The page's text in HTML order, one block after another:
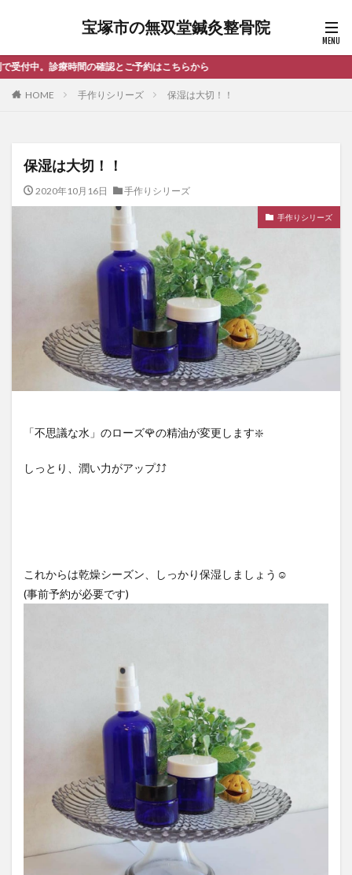
宝塚市の無双堂鍼灸整骨院
はこちらから
HOME 手作りシリーズ 保湿は大切！！
保湿は大切！！
2020年10月16日 手作りシリーズ
手作りシリーズ
「不思議な水」のローズ🌹の精油が変更します❇️
しっとり、潤い力がアップ⤴️⤴️
これからは乾燥シーズン、しっかり保湿しましょう☺️
(事前予約が必要です)